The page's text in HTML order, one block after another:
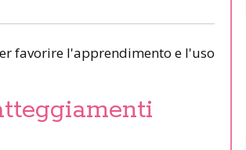
favorire l'apprendimento e l'uso